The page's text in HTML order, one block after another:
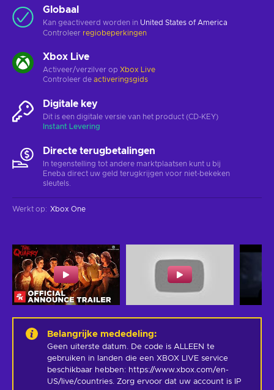
Globaal
Kan geactiveerd worden in United States of America
Controleer regiobeperkingen
Xbox Live
Activeer/verzilver op Xbox Live
Controleer de activeringsgids
Digitale key
Dit is een digitale versie van het product (CD-KEY)
Instant Levering
Directe terugbetalingen
In tegenstelling tot andere marktplaatsen kunt u bij
Eneba direct uw geld terugkrijgen voor niet-bekeken
sleutels.
Werkt op: Xbox One
Belangrijke mededeling:
Geen uiterste datum. De code is ALLEEN te
gebruiken in landen die een XBOX LIVE service
beschikbaar hebben: https://www.xbox.com/en-
US/live/countries. Zorg ervoor dat uw account is IP